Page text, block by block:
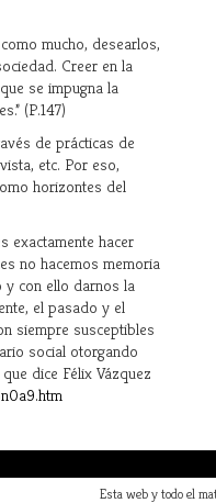
mucho, desearlos,
Creer en la
se impugna la
(P.147)
de prácticas de
etc. Por eso,
horizontes del
exactamente hacer
no hacemos memoria
y con ello darnos la
el pasado y el
siempre susceptibles
social otorgando
dice Félix Vázquez
Esta web y todo el